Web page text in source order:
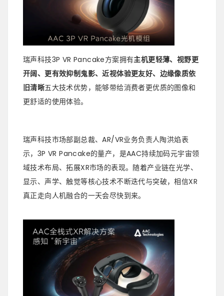
瑞声科技3P VR Pancake方案拥有主机更轻薄、视野更
开阔、更有效抑制鬼影、近视体验更友好、边缘像质依
旧清晰五大技术优势，能够带给消费者更优质的图像和
更舒适的使用体验。
瑞声科技市场部副总裁、AR/VR业务负责人陶洪焰表
示，3P VR Pancake的量产，是AAC持续加码元宇宙领
域技术布局、拓展XR市场的表现。随着产业链在光学、
显示、声学、触觉等核心技术不断迭代与突破，相信XR
真正走向人机融合的一天会尽快到来。